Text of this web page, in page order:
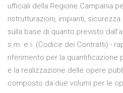
ufficiali della Regione Campania
ristrutturazioni, impianti,
sulla base di quanto previsto
s.m. e i. (Codice dei Contratti) -
riferimento per la quantificazione
e la realizzazione delle opere
composto da due volumi per le